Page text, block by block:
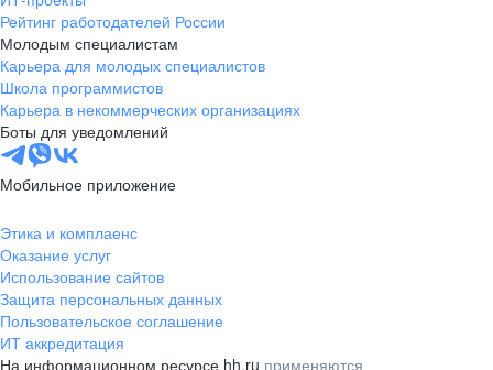
Рейтинг работодателей России
Молодым специалистам
Карьера для молодых специалистов
Школа программистов
Карьера в некоммерческих организациях
Боты для уведомлений
Мобильное приложение
Этика и комплаенс
Оказание услуг
Использование сайтов
Защита персональных данных
Пользовательское соглашение
ИТ аккредитация
На информационном ресурсе hh.ru применяются